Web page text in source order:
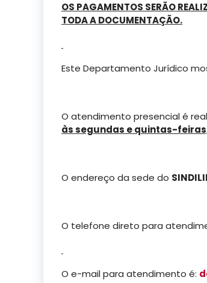
OS PAGAMENTOS SERÃO
TODA A DOCUMENTAÇÃO.
Este Departamento Jurídico
O atendimento presencial é
às segundas e quintas-
O endereço da sede do
O telefone direto para
O e-mail para atendimento é: